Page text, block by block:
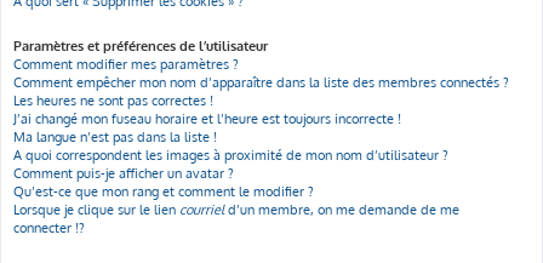
Paramètres et préférences de l’utilisateur
Comment modifier mes paramètres ?
Comment empêcher mon nom d’apparaître dans la liste des membres connectés ?
Les heures ne sont pas correctes !
J’ai changé mon fuseau horaire et l’heure est toujours incorrecte !
Ma langue n’est pas dans la liste !
A quoi correspondent les images à proximité de mon nom d’utilisateur ?
Comment puis-je afficher un avatar ?
Qu’est-ce que mon rang et comment le modifier ?
Lorsque je clique sur le lien courrield’un membre, on me demande de me
connecter !?